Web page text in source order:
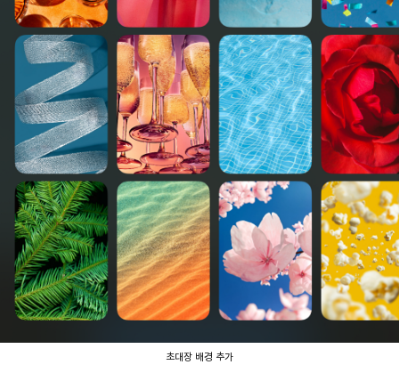
초대장 배경 추가